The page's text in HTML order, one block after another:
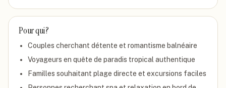
Pour qui ?
Couples cherchant détente et romantisme balnéaire
Voyageurs en quête de paradis tropical authentique
Familles souhaitant plage directe et excursions faciles